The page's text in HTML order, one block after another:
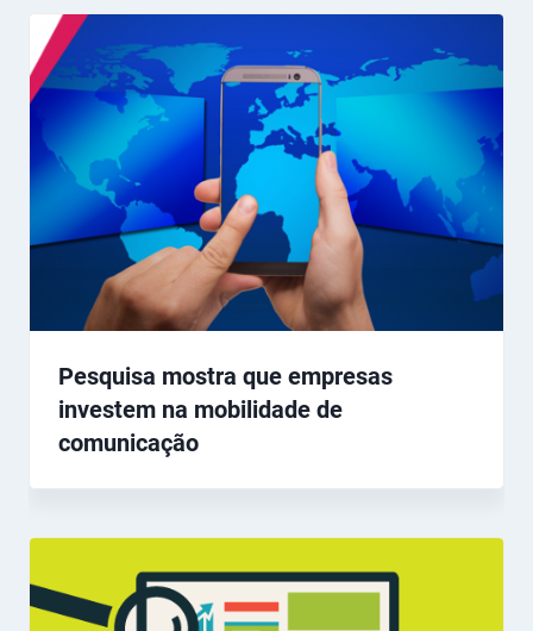
Pesquisa mostra que empresas
investem na mobilidade de
comunicação